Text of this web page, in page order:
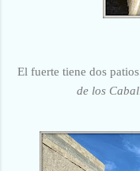
El fuerte tiene dos
de los